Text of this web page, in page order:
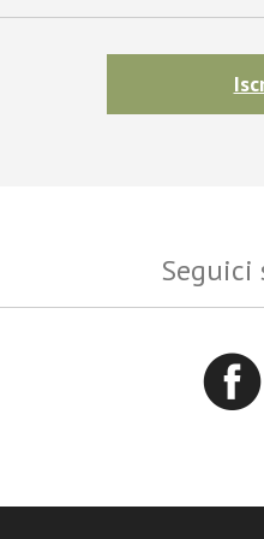
Seguici